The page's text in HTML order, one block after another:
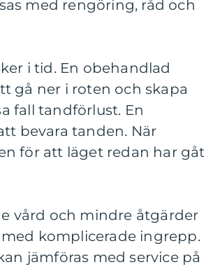
med rengöring, råd och
i tid. En obehandlad
gå ner i roten och skapa
fall tandförlust. En
bevara tanden. När
för att läget redan har
vård och mindre åtgärder
komplicerade ingrepp.
jämföras med service på